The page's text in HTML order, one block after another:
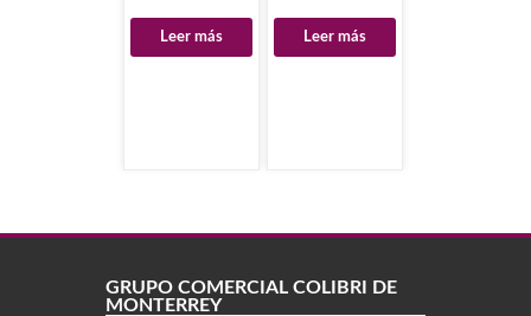
Leer más Leer más
GRUPO COMERCIAL COLIBRÍ DE
MONTERREY